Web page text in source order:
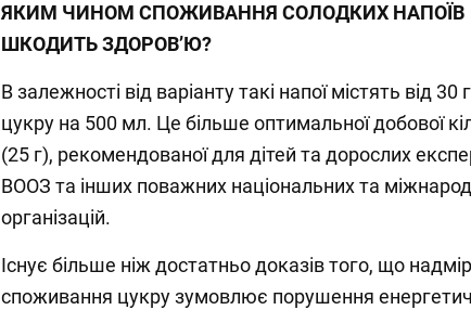
ЯКИМ ЧИНОМ СПОЖИВАННЯ СОЛОДКИХ НАПОЇВ
ШКОДИТЬ ЗДОРОВ’Ю?
В залежності від варіанту такі напої містять від 30
цукру на 500 мл. Це більше оптимальної добової
(25 г), рекомендованої для дітей та дорослих
ВООЗ та інших поважних національних та
організацій.
Існує більше ніж достатньо доказів того, що
споживання цукру зумовлює порушення